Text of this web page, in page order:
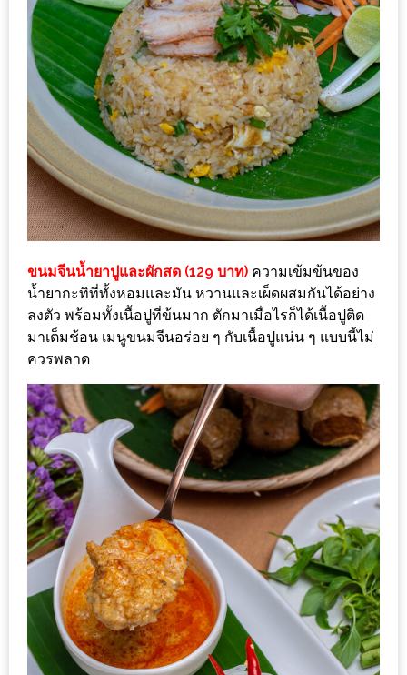
เพื่อน
มา
ม่วน
กั๋น
บน
INSTAGRAM
รวม
โปร
โม
ชั่
นวัน
แม่
แห่ง
ชาติ
ร้าน
หมู
กระทะ
เชียงใหม่
TOP30
ราคา
ไม่
เกิน
200
ขนมจีนน้ำยาปูและผักสด (129 บาท) ความเข้มข้นของ
น้ำยากะทิที่ทั้งหอมและมัน หวานและเผ็ดผสมกันได้อย่าง
ลงตัว พร้อมทั้งเนื้อปูที่ข้นมาก ตักมาเมื่อไรก็ได้เนื้อปูติด
มาเต็มช้อน เมนูขนมจีนอร่อย ๆ กับเนื้อปูแน่น ๆ แบบนี้ไม่
ควรพลาด